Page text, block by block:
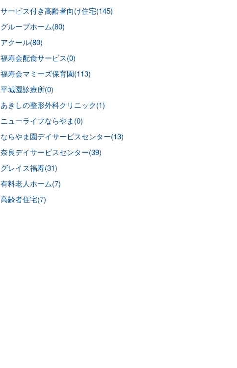
サービス付き高齢者向け住宅(145)
グループホーム(80)
アクール(80)
福寿会配食サービス(0)
福寿会マミーズ保育園(113)
平城園診療所(0)
あきしの整形外科クリニック(1)
ニューライフならやま(0)
ならやま園デイサービスセンター(13)
奈良デイサービスセンター(39)
グレイス福寿(31)
有料老人ホーム(7)
高齢者住宅(7)